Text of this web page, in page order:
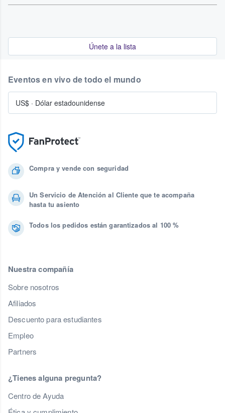
Únete a la lista
Compra y vende con seguridad
Un Servicio de Atención al Cliente que te acompaña
hasta tu asiento
Todos los pedidos están garantizados al 100 %
Nuestra compañía
Sobre nosotros
Afiliados
Descuento para estudiantes
Empleo
Partners
¿Tienes alguna pregunta?
Centro de Ayuda
Eventos en vivo de todo el mundo
US$ · Dólar estadounidense